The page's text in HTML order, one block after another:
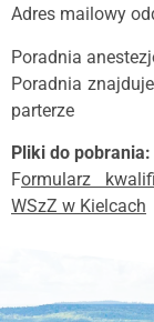
Adres mailowy
Poradnia
Poradnia
parterze
Pliki do pobrania:
Formularz
WSzZ w Kielcach